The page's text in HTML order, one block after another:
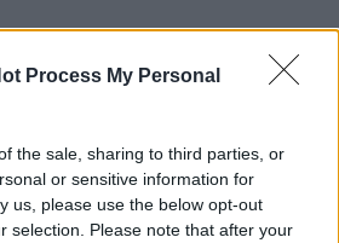
Process My Personal
the sale, sharing to third parties, or
or sensitive information for
us, please use the below opt-out
selection. Please note that after your
Στυλίδας και δύο ακόμη
πυρκαγιά στη Βοιωτία